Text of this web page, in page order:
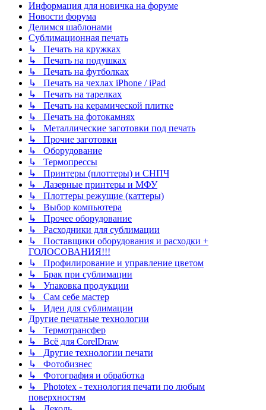
Информация для новичка на форуме
Новости форума
Делимся шаблонами
Сублимационная печать
↳ Печать на кружках
↳ Печать на подушках
↳ Печать на футболках
↳ Печать на чехлах iPhone / iPad
↳ Печать на тарелках
↳ Печать на керамической плитке
↳ Печать на фотокамнях
↳ Металлические заготовки под печать
↳ Прочие заготовки
↳ Оборудование
↳ Термопрессы
↳ Принтеры (плоттеры) и СНПЧ
↳ Лазерные принтеры и МФУ
↳ Плоттеры режущие (каттеры)
↳ Выбор компьютера
↳ Прочее оборудование
↳ Расходники для сублимации
↳ Поставщики оборудования и расходки +
ГОЛОСОВАНИЯ!!!
↳ Профилирование и управление цветом
↳ Брак при сублимации
↳ Упаковка продукции
↳ Сам себе мастер
↳ Идеи для сублимации
Другие печатные технологии
↳ Термотрансфер
↳ Всё для CorelDraw
↳ Другие технологии печати
↳ Фотобизнес
↳ Фотография и обработка
↳ Phototex - технология печати по любым
поверхностям